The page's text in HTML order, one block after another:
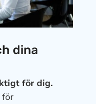
dina
för dig.
för